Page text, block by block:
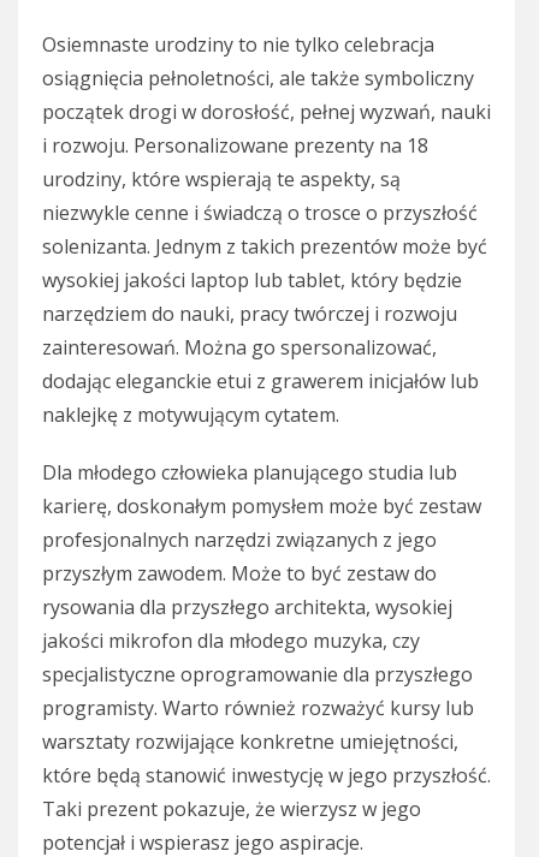
Osiemnaste urodziny to nie tylko celebracja
osiągnięcia pełnoletności, ale także symboliczny
początek drogi w dorosłość, pełnej wyzwań, nauki
i rozwoju. Personalizowane prezenty na 18
urodziny, które wspierają te aspekty, są
niezwykle cenne i świadczą o trosce o przyszłość
solenizanta. Jednym z takich prezentów może być
wysokiej jakości laptop lub tablet, który będzie
narzędziem do nauki, pracy twórczej i rozwoju
zainteresowań. Można go spersonalizować,
dodając eleganckie etui z grawerem inicjałów lub
naklejkę z motywującym cytatem.
Dla młodego człowieka planującego studia lub
karierę, doskonałym pomysłem może być zestaw
profesjonalnych narzędzi związanych z jego
przyszłym zawodem. Może to być zestaw do
rysowania dla przyszłego architekta, wysokiej
jakości mikrofon dla młodego muzyka, czy
specjalistyczne oprogramowanie dla przyszłego
programisty. Warto również rozważyć kursy lub
warsztaty rozwijające konkretne umiejętności,
które będą stanowić inwestycję w jego przyszłość.
Taki prezent pokazuje, że wierzysz w jego
potencjał i wspierasz jego aspiracje.